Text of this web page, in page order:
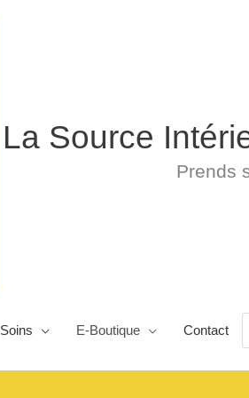
La Source
Prends
Soins E-Boutique Contact